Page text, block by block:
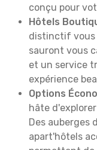
conçu pour
Hôtels
distinctif vous
sauront vous
et un service
expérience
Options
hâte
Des auberges
apart'hôtels